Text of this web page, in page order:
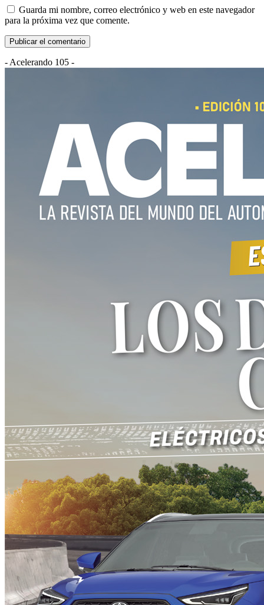
Guarda mi nombre, correo electrónico y web en este navegador
para la próxima vez que comente.
- Acelerando 105 -